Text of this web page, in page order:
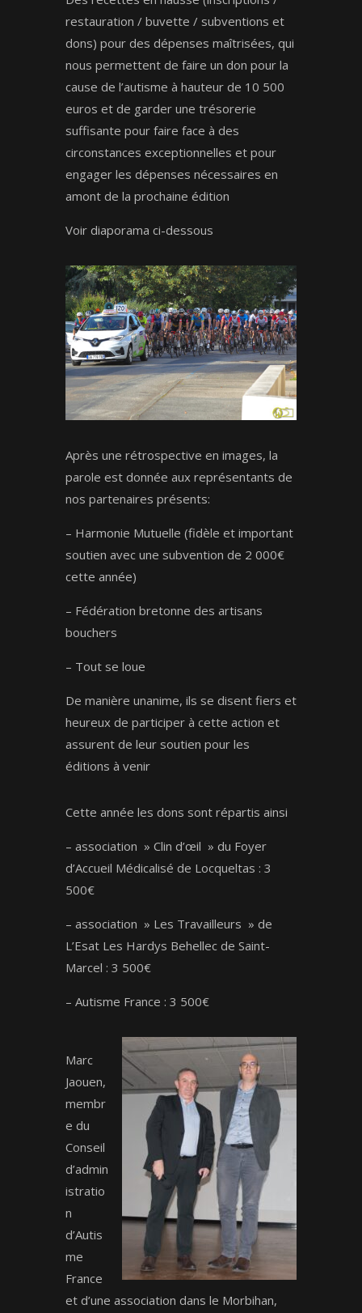
restauration / buvette / subventions et
dons) pour des dépenses maîtrisées, qui
nous permettent de faire un don pour la
cause de l’autisme à hauteur de 10 500
euros et de garder une trésorerie
suffisante pour faire face à des
circonstances exceptionnelles et pour
engager les dépenses nécessaires en
amont de la prochaine édition
Voir diaporama ci-dessous
Après une rétrospective en images, la
parole est donnée aux représentants de
nos partenaires présents:
– Harmonie Mutuelle (fidèle et important
soutien avec une subvention de 2 000€
cette année)
– Fédération bretonne des artisans
bouchers
– Tout se loue
De manière unanime, ils se disent fiers et
heureux de participer à cette action et
assurent de leur soutien pour les
éditions à venir
Cette année les dons sont répartis ainsi
– association » Clin d’œil » du Foyer
d’Accueil Médicalisé de Locqueltas : 3
500€
– association » Les Travailleurs » de
L’Esat Les Hardys Behellec de Saint-
Marcel : 3 500€
– Autisme France : 3 500€
Marc
Jaouen,
membr
e du
Conseil
d’admin
istratio
n
d’Autis
me
France
et d’une association dans le Morbihan,